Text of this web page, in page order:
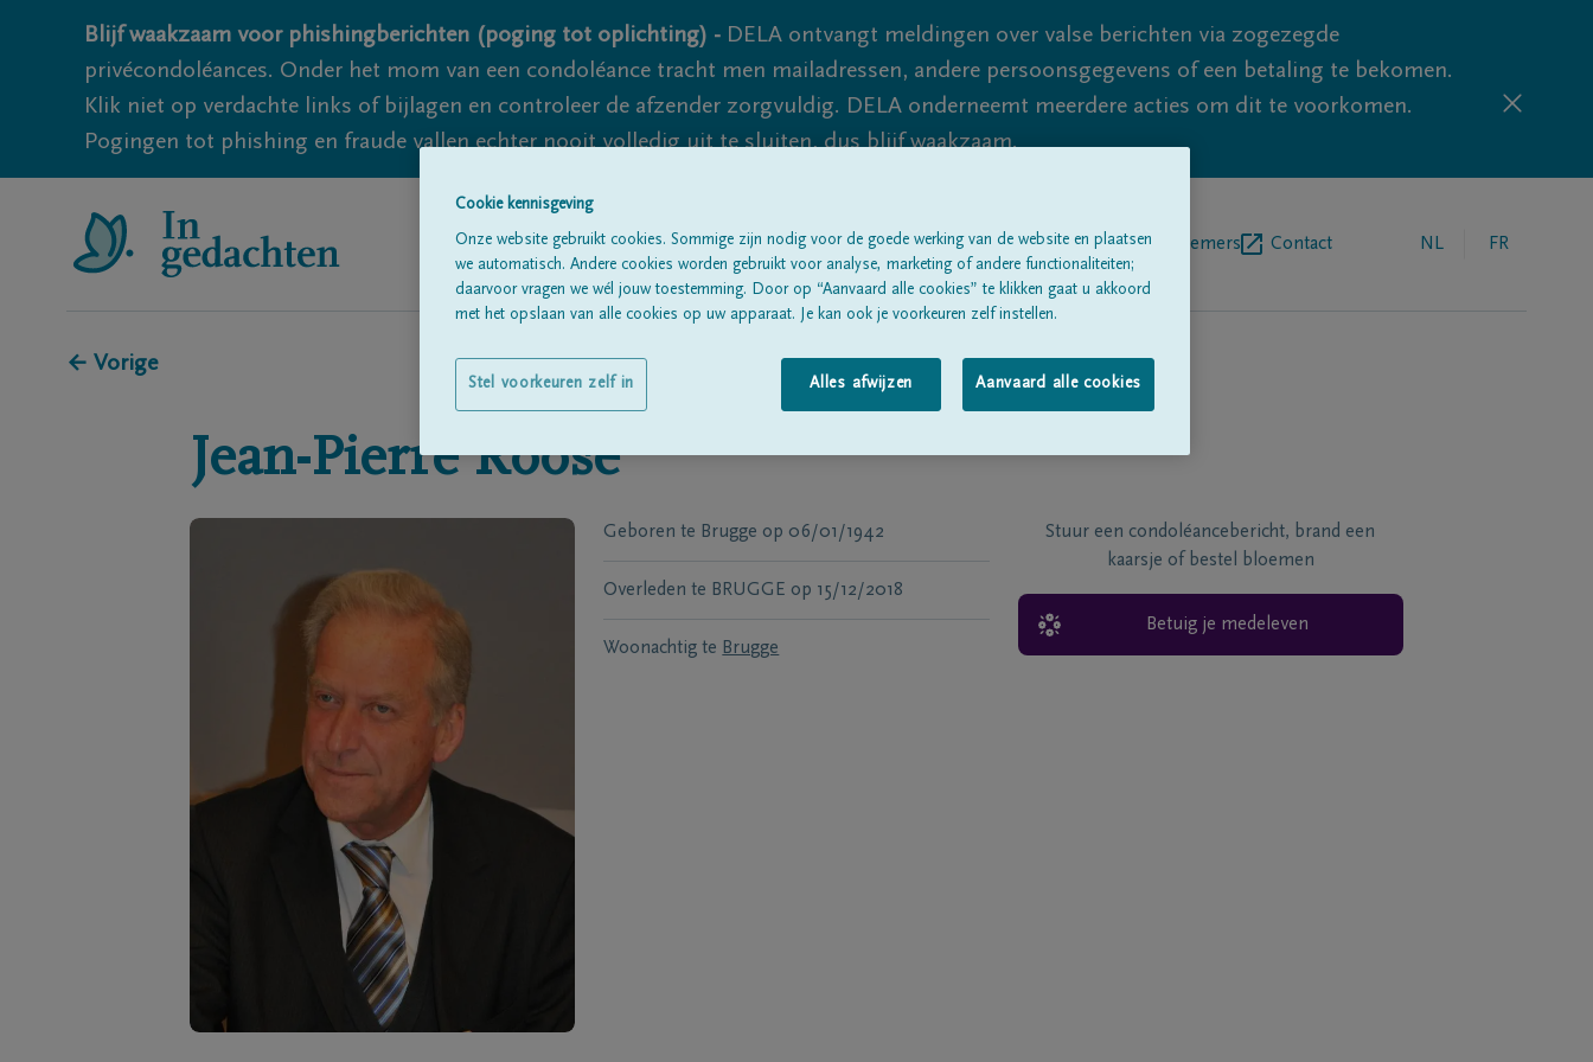
Blijf waakzaam voor phishingberichten (poging tot oplichting) - DELA ontvangt meldingen over valse berichten via zogezegde
privécondoléances. Onder het mom van een condoléance tracht men mailadressen, andere persoonsgegevens of een betaling te bekomen.
Klik niet op verdachte links of bijlagen en controleer de afzender zorgvuldig. DELA onderneemt meerdere acties om dit te voorkomen.
Pogingen tot phishing en fraude vallen echter nooit volledig uit te sluiten, dus blijf waakzaam.
Alle rouwberichtenOver onsBegrafenisondernemers Contact NL FR
← Vorige
Jean-Pierre Roose
Geboren te Brugge op 06/01/1942
Overleden te BRUGGE op 15/12/2018
Woonachtig te Brugge
Stuur een condoléancebericht, brand een
kaarsje of bestel bloemen
Betuig je medeleven
Cookie kennisgeving
Onze website gebruikt cookies. Sommige zijn nodig voor de goede werking van de website en plaatsen
we automatisch. Andere cookies worden gebruikt voor analyse, marketing of andere functionaliteiten;
daarvoor vragen we wél jouw toestemming. Door op “Aanvaard alle cookies” te klikken gaat u akkoord
met het opslaan van alle cookies op uw apparaat. Je kan ook je voorkeuren zelf instellen.
Alles afwijzen Aanvaard alle cookies
Stel voorkeuren zelf in